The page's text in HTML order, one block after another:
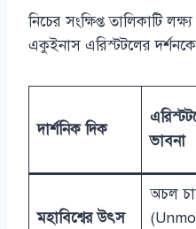
নিচের সংক্ষিপ্ত তালিকাটি
একুইনাস এরিস্টটলের দর্শনকে
দার্শনিক দিক
ভাবনা
মহাবিশ্বের উৎস
অচল